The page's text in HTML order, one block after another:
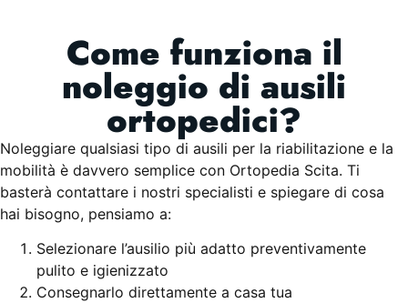
Come funziona il
noleggio di ausili
ortopedici?
Noleggiare qualsiasi tipo di ausili per la riabilitazione e la
mobilità è davvero semplice con Ortopedia Scita. Ti
basterà contattare i nostri specialisti e spiegare di cosa
hai bisogno, pensiamo a:
Selezionare l’ausilio più adatto preventivamente
pulito e igienizzato
Consegnarlo direttamente a casa tua